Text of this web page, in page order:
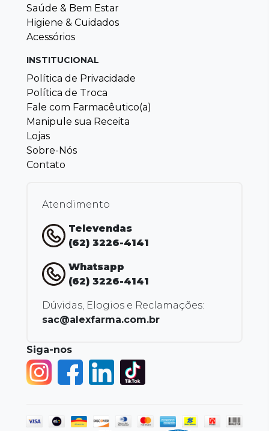
Saúde & Bem Estar
Higiene & Cuidados
Acessórios
INSTITUCIONAL
Política de Privacidade
Política de Troca
Fale com Farmacêutico(a)
Manipule sua Receita
Lojas
Sobre-Nós
Contato
Atendimento
Televendas
(62) 3226-4141
Whatsapp
(62) 3226-4141
Dúvidas, Elogios e Reclamações:
sac@alexfarma.com.br
Siga-nos